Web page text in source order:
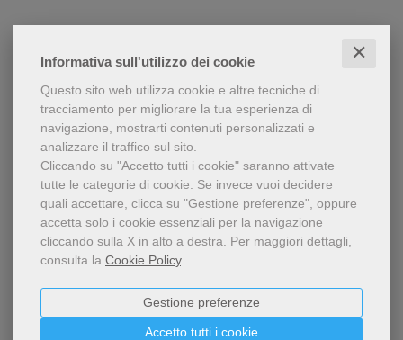
Informativa sull'utilizzo dei cookie ✕
Questo sito web utilizza cookie e altre tecniche di
tracciamento per migliorare la tua esperienza di
navigazione, mostrarti contenuti personalizzati e
analizzare il traffico sul sito.
Cliccando su "Accetto tutti i cookie" saranno attivate
tutte le categorie di cookie. Se invece vuoi decidere
quali accettare, clicca su "Gestione preferenze", oppure
accetta solo i cookie essenziali per la navigazione
cliccando sulla X in alto a destra. Per maggiori dettagli,
consulta la Cookie Policy.
Accetto tutti i cookie
Gestione preferenze
Dello stesso autore